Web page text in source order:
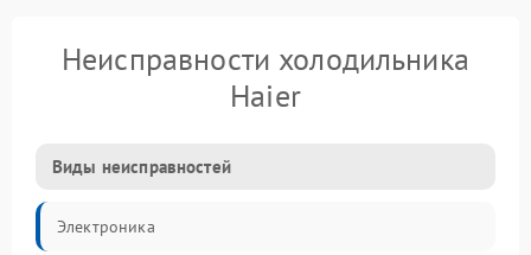
Неисправности холодильника
Haier
Виды неисправностей
Электроника